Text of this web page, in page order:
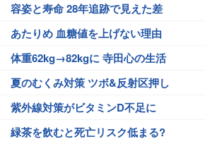
容姿と寿命 28年追跡で見えた差
あたりめ 血糖値を上げない理由
体重62kg→82kgに 寺田心の生活
夏のむくみ対策 ツボ&反射区押し
紫外線対策がビタミンD不足に
緑茶を飲むと死亡リスク低まる?